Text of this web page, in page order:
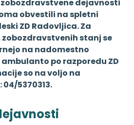
dejavnosti
obvestili na spletni
ZD Radovljica. Za
stanj se
na nadomestno
po razporedu ZD
so na voljo na
5370313.